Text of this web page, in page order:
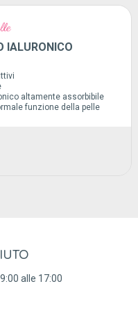
IALURONICO
altamente assorbibile
funzione della pelle
alle 17:00